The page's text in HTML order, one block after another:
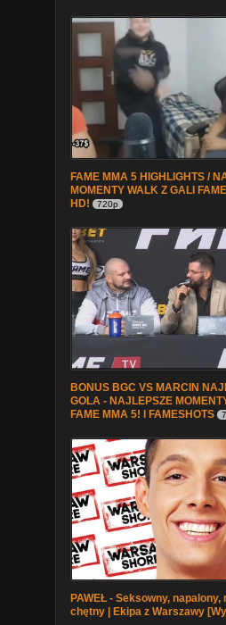
FAME MMA 5 HIGHLIGHTS /
MOMENTY WALK Z GALI
HD!
720p
BONUS BGC VS MARCIN
GOLA - NAJLEPSZE
FAME MMA 5! l FAMESHOTS
PAWEŁ - Seksowny, napalony,
chętny | Ekipa z Warszawy